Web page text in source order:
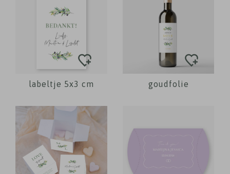
labeltje 5x3 cm goudfolie